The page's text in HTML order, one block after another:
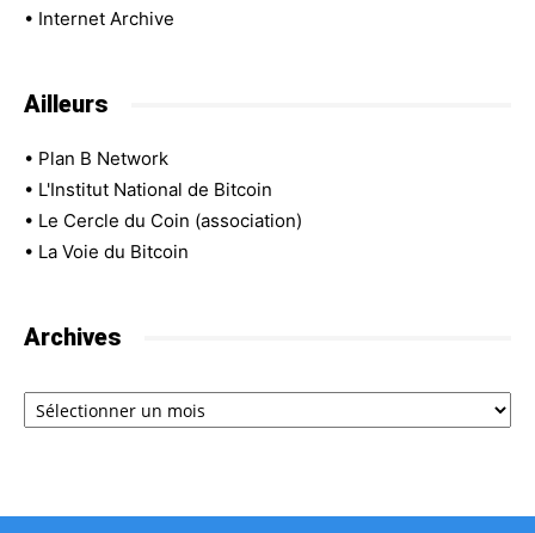
• Internet Archive
Ailleurs
• Plan B Network
• L'Institut National de Bitcoin
• Le Cercle du Coin (association)
• La Voie du Bitcoin
Archives
Archives